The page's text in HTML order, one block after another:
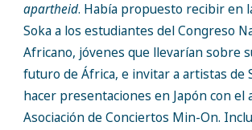
apartheid. Había propuesto recibir en
Soka a los estudiantes del Congreso
Africano, jóvenes que llevarían sobre
futuro de África, e invitar a artistas de
hacer presentaciones en Japón con el
Asociación de Conciertos Min-On.